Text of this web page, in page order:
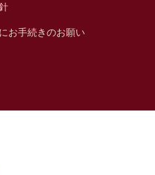
お手続きのお願い